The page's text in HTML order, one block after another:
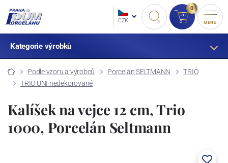
CZK
0
MENU
Kategorie výrobků
Podle vzoru a výrobců Porcelán SELTMANN
TRIO
TRIO UNI nedekorované
Kalíšek na vejce 12 cm, Trio
1000, Porcelán Seltmann